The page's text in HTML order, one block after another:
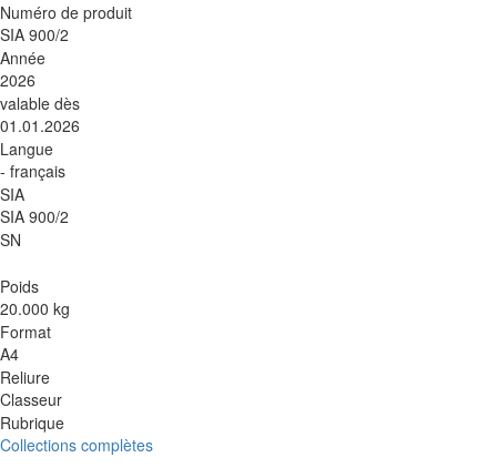
Numéro de produit
SIA 900/2
Année
2026
valable dès
01.01.2026
Langue
- français
SIA
SIA 900/2
SN
Poids
20.000 kg
Format
A4
Reliure
Classeur
Rubrique
Collections complètes